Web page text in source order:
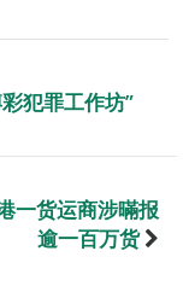
犯罪工作坊”
一货运商涉暪报
逾一百万货